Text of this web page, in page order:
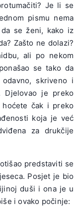
Je li se
pismu nema
se ženi, kako iz
Zašto ne dolazi?
ali po nekom
se tako da
skriveno i
Djelovao je preko
hoćete čak i preko
koja je već
za drukčije
predstaviti se
Posjet je bio
duši i ona je u
i ovako počinje: